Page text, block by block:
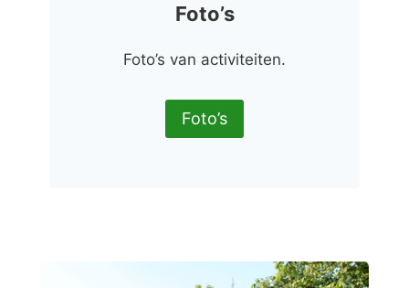
Foto’s
Foto’s van activiteiten.
Foto’s